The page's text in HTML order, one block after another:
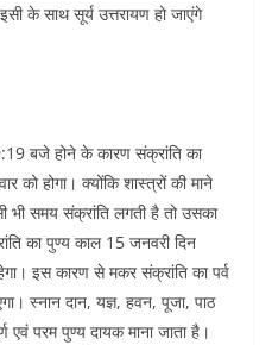
के साथ सूर्य उत्तरायण हो जाएंगे
बजे होने के कारण संक्रांति का
को होगा। क्योंकि शास्त्रों की माने
भी समय संक्रांति लगती है तो उसका
का पुण्य काल 15 जनवरी दिन
इस कारण से मकर संक्रांति का पर्व
स्नान दान, यज्ञ, हवन, पूजा, पाठ
एवं परम पुण्य दायक माना जाता है।